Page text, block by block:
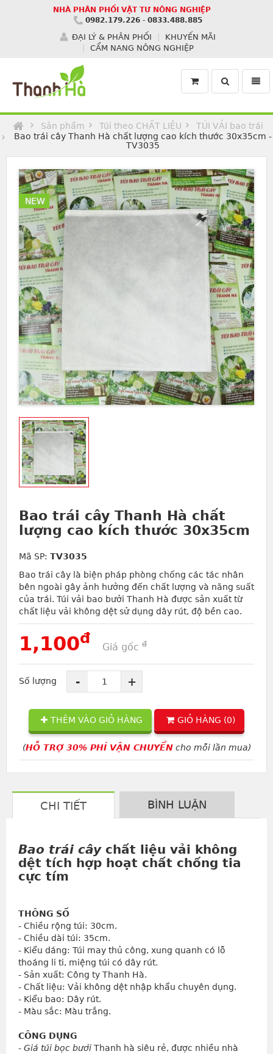
NHÀ PHÂN PHỐI VẬT TƯ NÔNG NGHIỆP
0982.179.226 - 0833.488.885
ĐẠI LÝ & PHÂN PHỐI
KHUYẾN MÃI
CẨM NANG NÔNG NGHIỆP
Toggle
search
Sản phẩm Túi theo CHẤT LIỆU
TÚI VẢI bao trái
Bao trái cây Thanh Hà chất lượng cao kích thước 30x35cm -
TV3035
NEW
Bao trái cây Thanh Hà chất
lượng cao kích thước 30x35cm
Mã SP: TV3035
Bao trái cây là biện pháp phòng chống các tác nhân
bên ngoài gây ảnh hưởng đến chất lượng và năng suất
của trái. Túi vải bao bưởi Thanh Hà được sản xuất từ
chất liệu vải không dệt sử dụng dây rút, độ bền cao.
1,100đ
Giá gốc đ
Số lượng - +
THÊM VÀO GIỎ HÀNG GIỎ HÀNG (0)
(HỖ TRỢ 30% PHÍ VẬN CHUYỂNcho mỗi lần mua)
CHI TIẾT BÌNH LUẬN
Bao trái câychất liệu vải không
dệt tích hợp hoạt chất chống tia
cực tím
THÔNG SỐ
- Chiều rộng túi: 30cm.
- Chiều dài túi: 35cm.
- Kiểu dáng: Túi may thủ công, xung quanh có lỗ
thoáng li ti, miệng túi có dây rút.
- Sản xuất: Công ty Thanh Hà.
- Chất liệu: Vải không dệt nhập khẩu chuyên dụng.
- Kiểu bao: Dây rút.
- Màu sắc: Màu trắng.
CÔNG DỤNG
- Giá túi bọc bưởi Thanh hà siêu rẻ, được nhiều nhà